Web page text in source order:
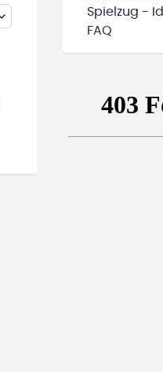
Spielzug -
FAQ